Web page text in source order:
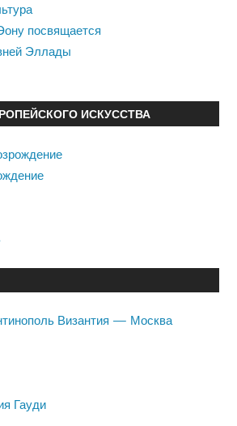
посвящается
Эллады
ИСКУССТВА
Византия — Москва
Гауди